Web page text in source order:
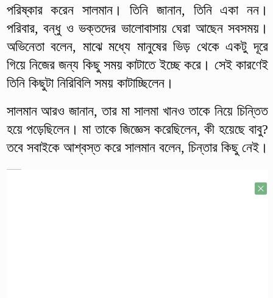
পরিষ্কার করেন সালমান। তিনি জানান, তিনি একা নন।
পরিবার, বন্ধু ও ভক্তদের ভালোবাসায় ঘেরা আছেন সবসময়।
অভিনেতা বলেন, মাঝে মধ্যে মানুষের ভিড় থেকে একটু দূরে
গিয়ে নিজের জন্য কিছু সময় কাটাতে ইচ্ছে করে। সেই কারণেই
তিনি কিছুটা নিরিবিলি সময় কাটাচ্ছিলেন।
সালমান আরও জানান, তার মা সালমা খানও তাকে নিয়ে চিন্তিত
হয়ে পড়েছিলেন। মা তাকে জিজ্ঞেস করেছিলেন, কী হয়েছে বাবু?
তবে সবাইকে আশ্বস্ত করে সালমান বলেন, চিন্তার কিছু নেই।